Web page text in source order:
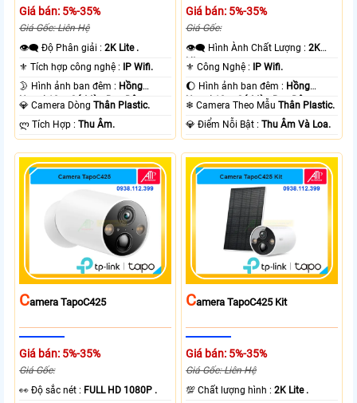
Giá bán: 5%-35%
Giá Gốc: Liên Hệ
👁️‍🗨 Độ Phân giải :2K Lite .
⚜️ Tích hợp công nghệ :
IP Wifi.
🌛 Hình ảnh ban đêm : Hồng
Ngoại 10m Có Màu Ban Ðêm.
💎 Camera DòngThân Plastic.
️ლ Tích Hợp :Thu Âm.
Giá bán: 5%-35%
Giá Gốc:
👁️‍🗨 Hình Ành Chất Lượng :2K
Lite .
⚜️ Công Nghệ :
IP Wifi.
🌔 Hình ảnh ban đêm : Hồng
Ngoại 10m Có Màu Ban Ðêm.
❄ Camera Theo MẫuThân Plastic.
️💎 Điểm Nỗi Bật :Thu Âm Và Loa.
CAmera TapoC425
Giá bán: 5%-35%
Giá Gốc:
️👀 Độ sắc nét : FULL HD 1080P .
CAmera TapoC425 Kit
Giá bán: 5%-35%
Giá Gốc: Liên Hệ
💯 Chất lượng hình :2K Lite .